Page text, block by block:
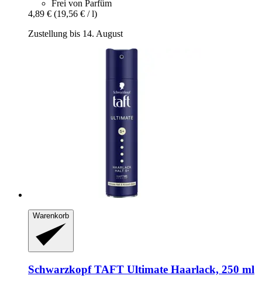
Frei von Parfüm
4,89 € (19,56 € / l)
Zustellung bis 14. August
Warenkorb
SchwarzkopfTAFT Ultimate Haarlack, 250 ml